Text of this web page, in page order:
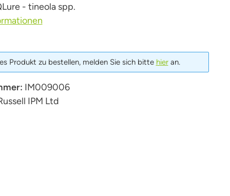
- tineola spp.
Produkt zu bestellen, melden Sie sich bitte hieran.
IM009006
IPM Ltd